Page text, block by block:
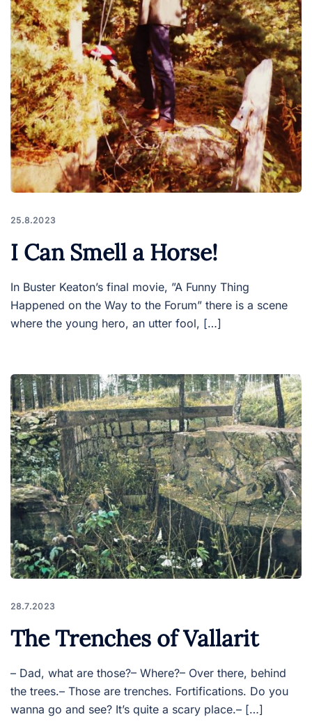
25.8.2023
I Can Smell a Horse!
In Buster Keaton’s final movie, ”A Funny Thing
Happened on the Way to the Forum” there is a scene
where the young hero, an utter fool, […]
28.7.2023
The Trenches of Vallarit
– Dad, what are those?– Where?– Over there, behind
the trees.– Those are trenches. Fortifications. Do you
wanna go and see? It’s quite a scary place.– […]